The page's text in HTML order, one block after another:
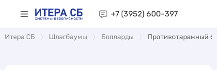
+7 (3952) 600-397
Итера СБ Шлагбаумы Болларды Противотаранный